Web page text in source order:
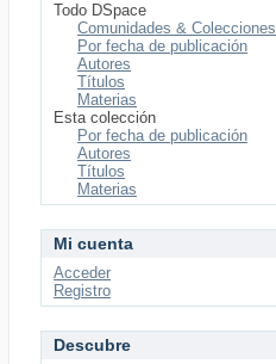
Todo DSpace
Comunidades & Colecciones
Por fecha de publicación
Autores
Títulos
Materias
Esta colección
Por fecha de publicación
Autores
Títulos
Materias
Mi cuenta
Acceder
Registro
Descubre